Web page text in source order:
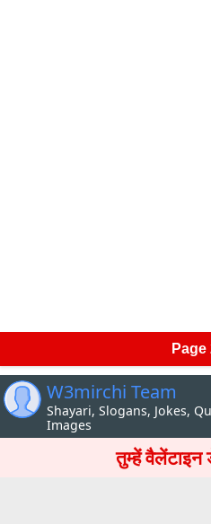
Page
W3mirchi Team
Shayari, Slogans, Jokes,
Images
तुम्हें वैलेंटाइन